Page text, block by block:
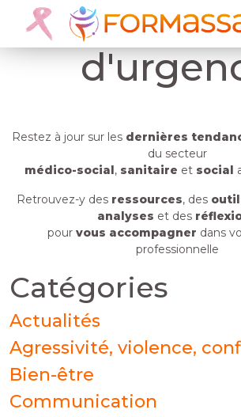
Aide
Restez à jour sur les dernières
du secteur
médico-social, sanitaire et social
Retrouvez-y des ressources, des
analyses et des
pour vous accompagner dans
professionnelle
Catégories
Actualités
Agressivité, violence,
Bien-être
Communication